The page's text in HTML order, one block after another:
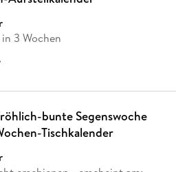
3 Wochen
bunte Segenswoche
Tischkalender